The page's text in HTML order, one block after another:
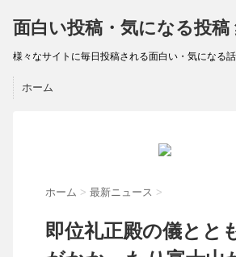
面白い投稿・気になる投
様々なサイトに毎日投稿される面白い・気になる
ホーム
ホーム > 最新ニュース >
即位礼正殿の儀とと